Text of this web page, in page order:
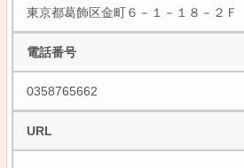
東京都葛飾区金町６－１－１８－２Ｆ
電話番号
0358765662
URL